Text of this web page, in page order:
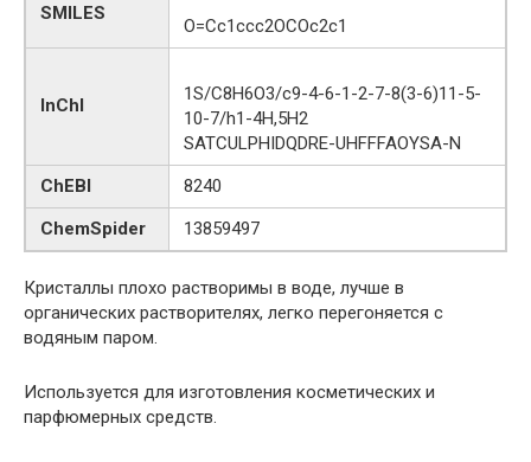
SMILES
O=Cc1ccc2OCOc2c1
InChI
1S/C8H6O3/c9-4-6-1-2-7-8(3-6)11-5-
10-7/h1-4H,5H2
SATCULPHIDQDRE-UHFFFAOYSA-N
ChEBI
8240
ChemSpider
13859497
Кристаллы плохо растворимы в воде, лучше в
органических растворителях, легко перегоняется с
водяным паром.
Используется для изготовления косметических и
парфюмерных средств.